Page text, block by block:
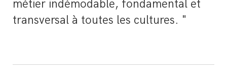
métier indémodable, fondamental et
transversal à toutes les cultures. "